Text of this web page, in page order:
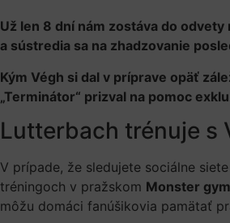
Už len 8 dní nám zostáva do
a sústredia sa na zhadzovanie
Kým Végh si dal v príprave opäť
„Terminátor“ prizval na pomoc
Lutterbach trénuje s
V prípade, že sledujete sociálne
tréningoch v pražskom Monster
môžu domáci fanúšikovia pamätať